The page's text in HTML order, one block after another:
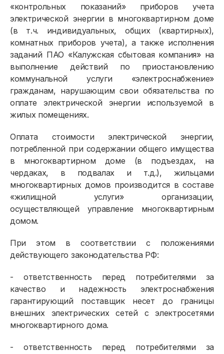
«контрольных показаний» приборов учета
электрической энергии в многоквартирном доме
(в т.ч. индивидуальных, общих (квартирных),
комнатных приборов учета), а также исполнения
заданий ПАО «Калужская сбытовая компания» на
выполнение действий по приостановлению
коммунальной услуги «электроснабжение»
гражданам, нарушающим свои обязательства по
оплате электрической энергии используемой в
жилых помещениях.
Оплата стоимости электрической энергии,
потребленной при содержании общего имущества
в многоквартирном доме (в подъездах, на
чердаках, в подвалах и т.д.), жильцами
многоквартирных домов производится в составе
«жилищной услуги» организации,
осуществляющей управление многоквартирным
домом.
При этом в соответствии с положениями
действующего законодательства РФ:
- ответственность перед потребителями за
качество и надежность электроснабжения
гарантирующий поставщик несет до границы
внешних электрических сетей с электросетями
многоквартирного дома.
- ответственность перед потребителями за